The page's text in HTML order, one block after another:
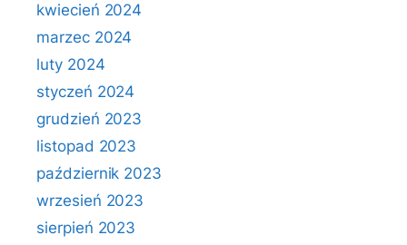
kwiecień 2024
marzec 2024
luty 2024
styczeń 2024
grudzień 2023
listopad 2023
październik 2023
wrzesień 2023
sierpień 2023